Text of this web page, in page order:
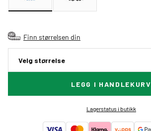
Finn størrelsen din
Velg størrelse
LEGG I HANDLEKURV
Lagerstatus i butikk